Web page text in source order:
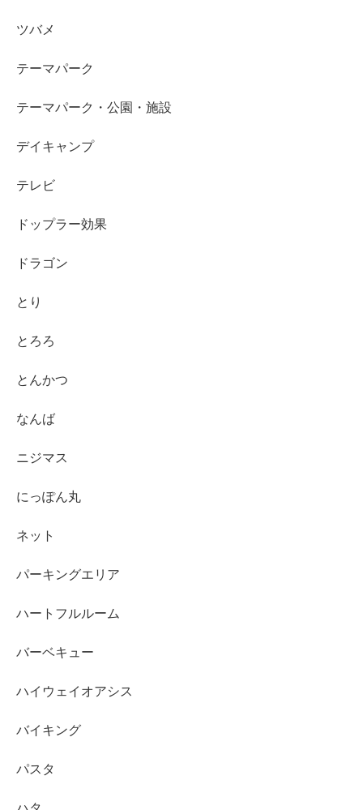
ツバメ
テーマパーク
テーマパーク・公園・施設
デイキャンプ
テレビ
ドップラー効果
ドラゴン
とり
とろろ
とんかつ
なんば
ニジマス
にっぽん丸
ネット
パーキングエリア
ハートフルルーム
バーベキュー
ハイウェイオアシス
バイキング
パスタ